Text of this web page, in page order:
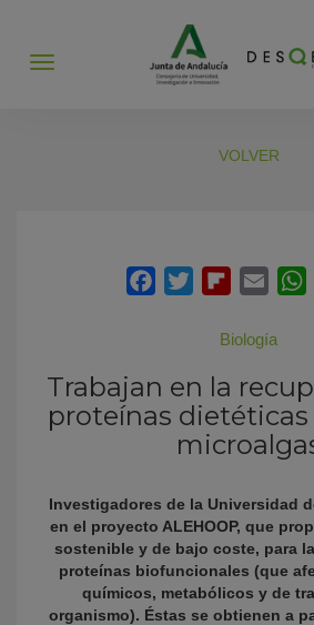
Abrir
VOLVER
Biología
Trabajan en la
proteínas
Investigadores de la Universidad
en el proyecto ALEHOOP, que
sostenible y de bajo coste, para
proteínas biofuncionales (que
químicos, metabólicos y de
organismo). Éstas se obtienen a